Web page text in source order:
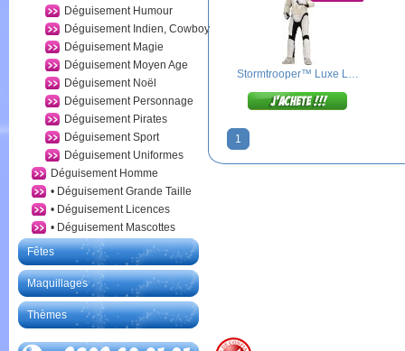
Déguisement Humour
Déguisement Indien, Cowboy
Déguisement Magie
Déguisement Moyen Age
Déguisement Noël
Déguisement Personnage
Déguisement Pirates
Déguisement Sport
Déguisement Uniformes
Déguisement Homme
• Déguisement Grande Taille
• Déguisement Licences
• Déguisement Mascottes
Fêtes
Maquillages
Thèmes
Stormtrooper™ Luxe L…
1